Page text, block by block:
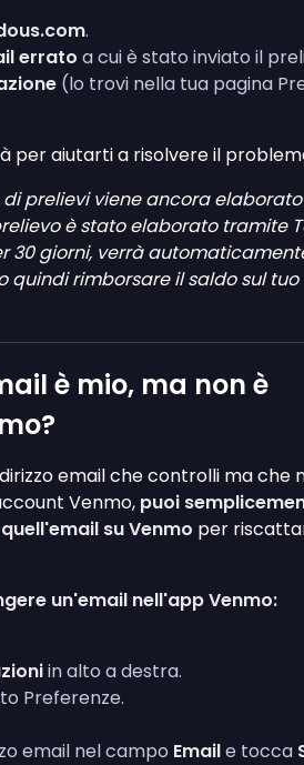
.
errato a cui è stato inviato il
(lo trovi nella tua pagina
per aiutarti a risolvere il
prelievi viene ancora elaborato
è stato elaborato tramite
30 giorni, verrà
quindi rimborsare il saldo sul tuo
è mio, ma non è
email che controlli ma che
Venmo, puoi
su Venmo per
un'email nell'app Venmo:
in alto a destra.
Preferenze.
email nel campo Emaile tocca